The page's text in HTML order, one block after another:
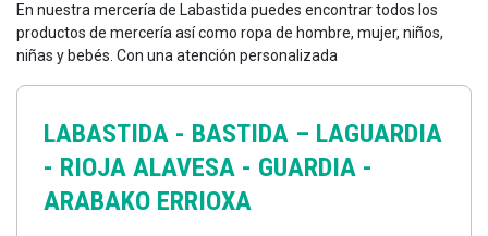
En nuestra mercería de Labastida puedes encontrar todos los
productos de mercería así como ropa de hombre, mujer, niños,
niñas y bebés. Con una atención personalizada
LABASTIDA - BASTIDA – LAGUARDIA
- RIOJA ALAVESA - GUARDIA -
ARABAKO ERRIOXA